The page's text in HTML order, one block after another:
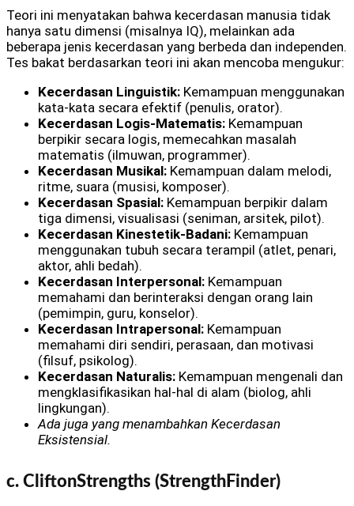
Teori ini menyatakan bahwa kecerdasan manusia tidak
hanya satu dimensi (misalnya IQ), melainkan ada
beberapa jenis kecerdasan yang berbeda dan independen.
Tes bakat berdasarkan teori ini akan mencoba mengukur:
Kecerdasan Linguistik: Kemampuan menggunakan
kata-kata secara efektif (penulis, orator).
Kecerdasan Logis-Matematis: Kemampuan
berpikir secara logis, memecahkan masalah
matematis (ilmuwan, programmer).
Kecerdasan Musikal: Kemampuan dalam melodi,
ritme, suara (musisi, komposer).
Kecerdasan Spasial: Kemampuan berpikir dalam
tiga dimensi, visualisasi (seniman, arsitek, pilot).
Kecerdasan Kinestetik-Badani: Kemampuan
menggunakan tubuh secara terampil (atlet, penari,
aktor, ahli bedah).
Kecerdasan Interpersonal: Kemampuan
memahami dan berinteraksi dengan orang lain
(pemimpin, guru, konselor).
Kecerdasan Intrapersonal: Kemampuan
memahami diri sendiri, perasaan, dan motivasi
(filsuf, psikolog).
Kecerdasan Naturalis: Kemampuan mengenali dan
mengklasifikasikan hal-hal di alam (biolog, ahli
lingkungan).
Ada juga yang menambahkan Kecerdasan
Eksistensial.
c. CliftonStrengths (StrengthFinder)